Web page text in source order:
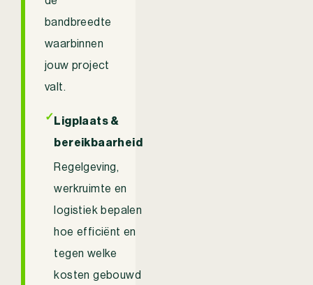
bandbreedte
waarbinnen
jouw project
valt.
✓ Ligplaats &
bereikbaarheid
Regelgeving,
werkruimte en
logistiek bepalen
hoe efficiënt en
tegen welke
kosten gebouwd